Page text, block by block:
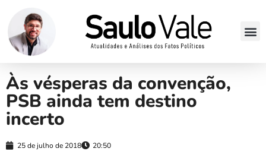
Às vésperas da convenção,
PSB ainda tem destino
incerto
25 de julho de 2018 20:50